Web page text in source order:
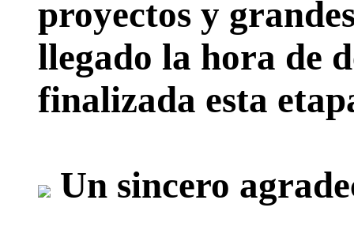
proyectos y
llegado la hora de
finalizada esta
Un sincero